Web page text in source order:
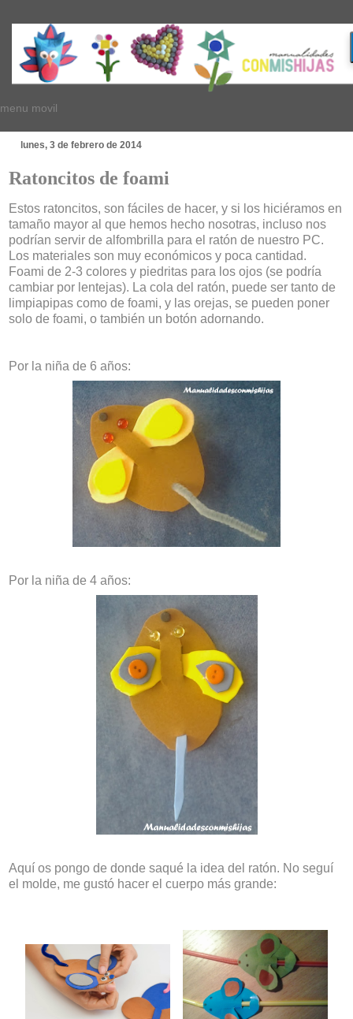
menu movil
lunes, 3 de febrero de 2014
Ratoncitos de foami
Estos ratoncitos, son fáciles de hacer, y si los hiciéramos en
tamaño mayor al que hemos hecho nosotras, incluso nos
podrían servir de alfombrilla para el ratón de nuestro PC.
Los materiales son muy económicos y poca cantidad.
Foami de 2-3 colores y piedritas para los ojos (se podría
cambiar por lentejas). La cola del ratón, puede ser tanto de
limpiapipas como de foami, y las orejas, se pueden poner
solo de foami, o también un botón adornando.
Por la niña de 6 años:
Por la niña de 4 años:
Aquí os pongo de donde saqué la idea del ratón. No seguí
el molde, me gustó hacer el cuerpo más grande: